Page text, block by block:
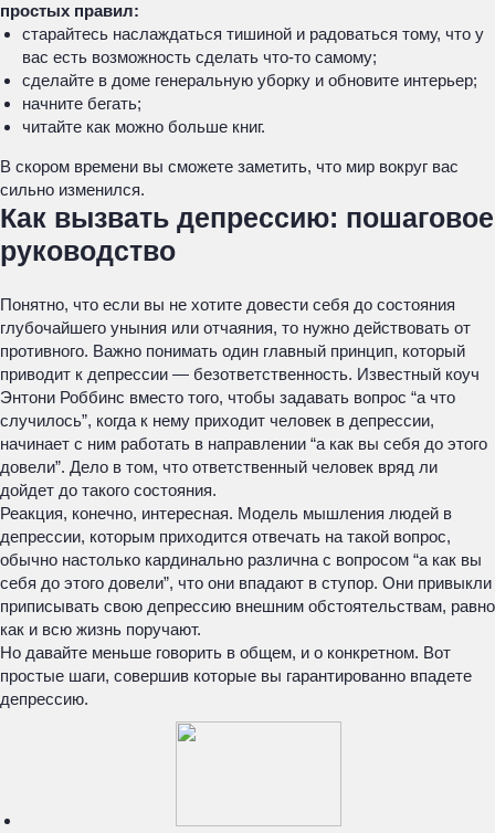
простых правил:
старайтесь наслаждаться тишиной и радоваться тому, что у
вас есть возможность сделать что-то самому;
сделайте в доме генеральную уборку и обновите интерьер;
начните бегать;
читайте как можно больше книг.
В скором времени вы сможете заметить, что мир вокруг вас
сильно изменился.
Как вызвать депрессию: пошаговое
руководство
Понятно, что если вы не хотите довести себя до состояния
глубочайшего уныния или отчаяния, то нужно действовать от
противного. Важно понимать один главный принцип, который
приводит к депрессии — безответственность. Известный коуч
Энтони Роббинс вместо того, чтобы задавать вопрос “а что
случилось”, когда к нему приходит человек в депрессии,
начинает с ним работать в направлении “а как вы себя до этого
довели”. Дело в том, что ответственный человек вряд ли
дойдет до такого состояния.
Реакция, конечно, интересная. Модель мышления людей в
депрессии, которым приходится отвечать на такой вопрос,
обычно настолько кардинально различна с вопросом “а как вы
себя до этого довели”, что они впадают в ступор. Они привыкли
приписывать свою депрессию внешним обстоятельствам, равно
как и всю жизнь поручают.
Но давайте меньше говорить в общем, и о конкретном. Вот
простые шаги, совершив которые вы гарантированно впадете
депрессию.